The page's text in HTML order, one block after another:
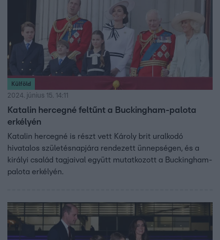
Külföld
2024. június 15. 14:11
Katalin hercegné feltűnt a Buckingham-palota
erkélyén
Katalin hercegné is részt vett Károly brit uralkodó
hivatalos születésnapjára rendezett ünnepségen, és a
királyi család tagjaival együtt mutatkozott a Buckingham-
palota erkélyén.